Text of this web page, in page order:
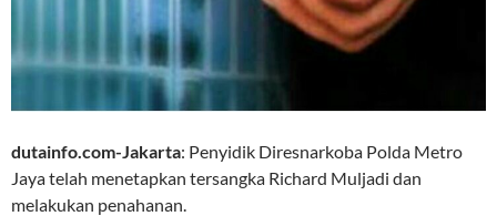
dutainfo.com-Jakarta: Penyidik Diresnarkoba Polda Metro
Jaya telah menetapkan tersangka Richard Muljadi dan
melakukan penahanan.